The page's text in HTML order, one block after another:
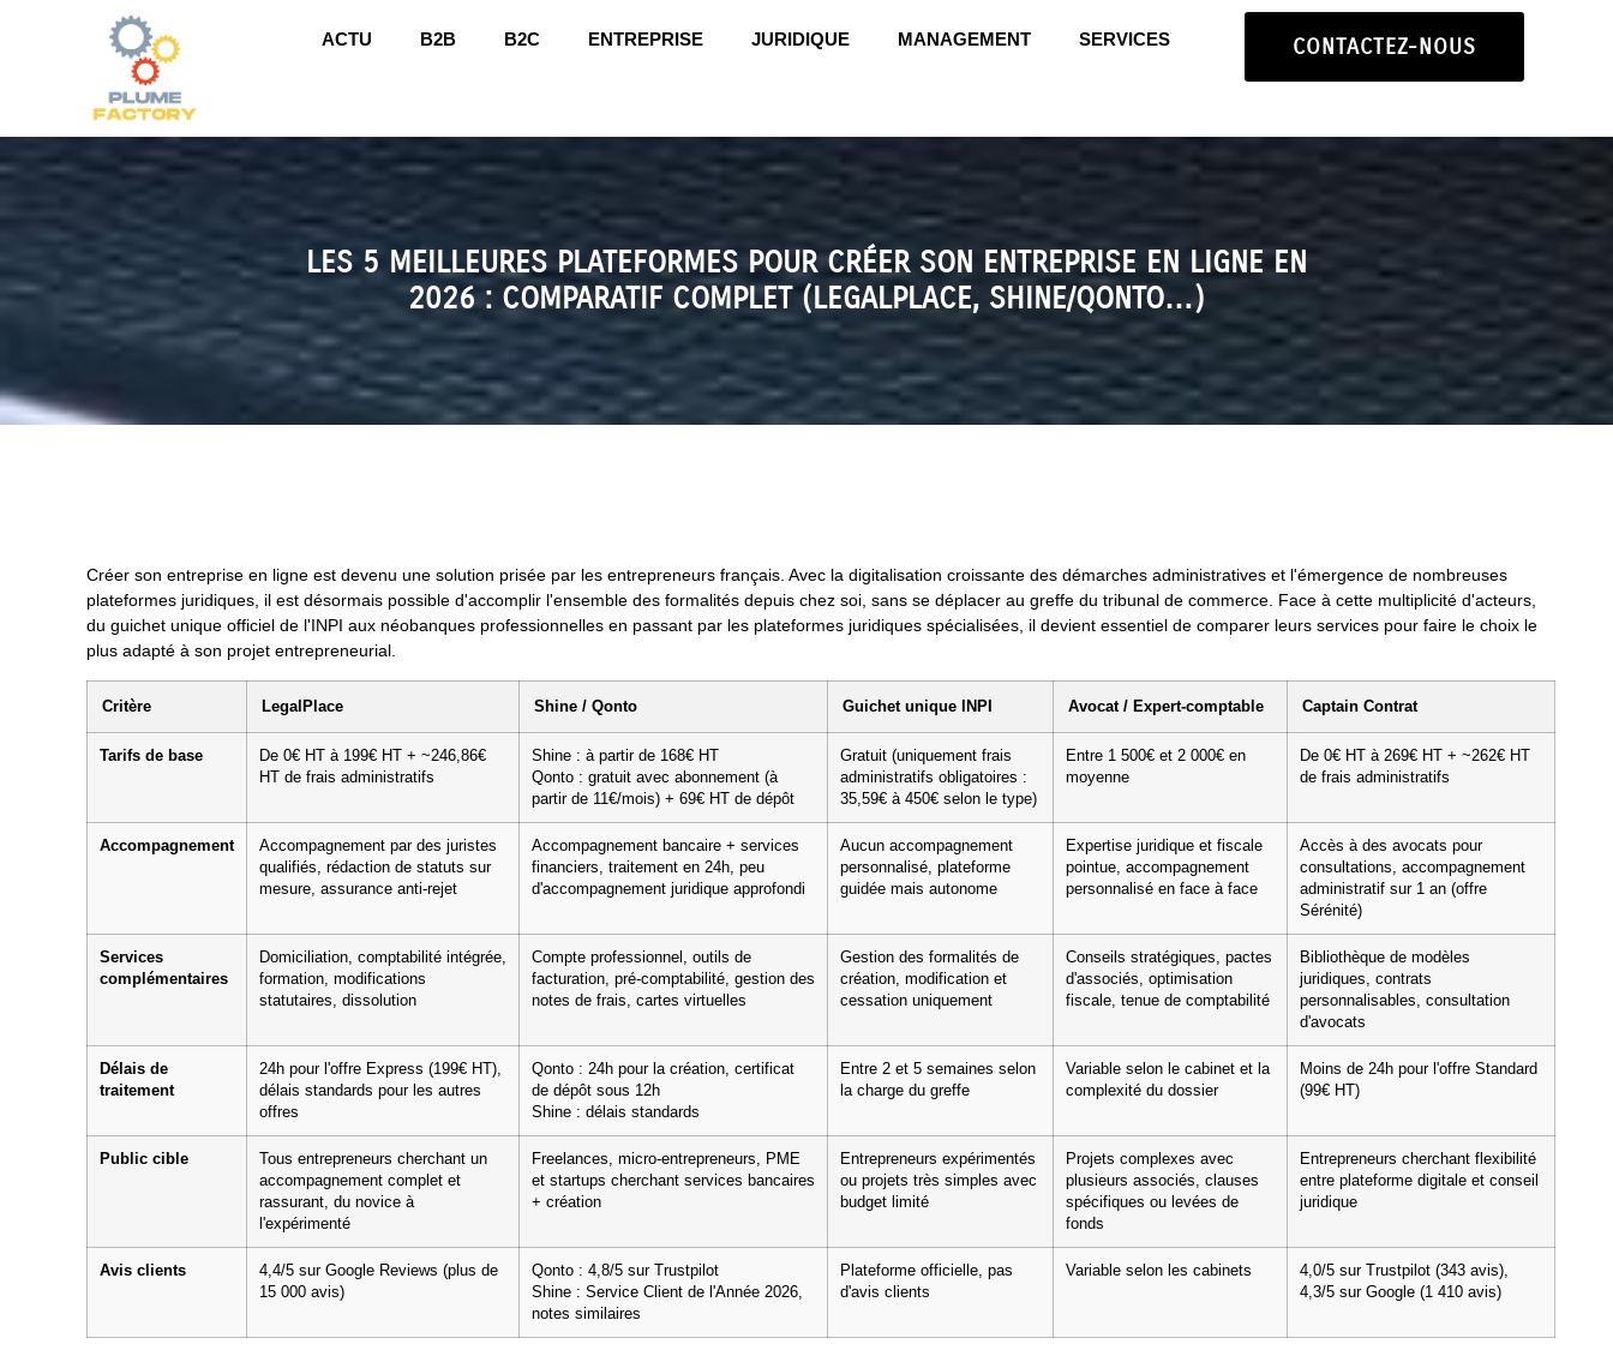
ACTU B2B B2C ENTREPRISE JURIDIQUE MANAGEMENT SERVICES CONTACTEZ-NOUS
LES 5 MEILLEURES PLATEFORMES POUR CRÉER SON ENTREPRISE EN LIGNE EN
2026 : COMPARATIF COMPLET (LEGALPLACE, SHINE/QONTO…)
Créer son entreprise en ligne est devenu une solution prisée par les entrepreneurs français. Avec la digitalisation croissante des démarches administratives et l'émergence de nombreuses
plateformes juridiques, il est désormais possible d'accomplir l'ensemble des formalités depuis chez soi, sans se déplacer au greffe du tribunal de commerce. Face à cette multiplicité d'acteurs,
du guichet unique officiel de l'INPI aux néobanques professionnelles en passant par les plateformes juridiques spécialisées, il devient essentiel de comparer leurs services pour faire le choix le
plus adapté à son projet entrepreneurial.
Critère LegalPlace Shine / Qonto Guichet unique INPI Avocat / Expert-comptable Captain Contrat
Tarifs de base
De 0€ HT à 199€ HT + ~246,86€
HT de frais administratifs
Shine : à partir de 168€ HT
Qonto : gratuit avec abonnement (à
partir de 11€/mois) + 69€ HT de dépôt
Gratuit (uniquement frais
administratifs obligatoires :
35,59€ à 450€ selon le type)
Entre 1 500€ et 2 000€ en
moyenne
De 0€ HT à 269€ HT + ~262€ HT
de frais administratifs
Accompagnement
Accompagnement par des juristes
qualifiés, rédaction de statuts sur
mesure, assurance anti-rejet
Accompagnement bancaire + services
financiers, traitement en 24h, peu
d'accompagnement juridique approfondi
Aucun accompagnement
personnalisé, plateforme
guidée mais autonome
Expertise juridique et fiscale
pointue, accompagnement
personnalisé en face à face
Accès à des avocats pour
consultations, accompagnement
administratif sur 1 an (offre
Sérénité)
Services
complémentaires
Domiciliation, comptabilité intégrée,
formation, modifications
statutaires, dissolution
Compte professionnel, outils de
facturation, pré-comptabilité, gestion des
notes de frais, cartes virtuelles
Gestion des formalités de
création, modification et
cessation uniquement
Conseils stratégiques, pactes
d'associés, optimisation
fiscale, tenue de comptabilité
Bibliothèque de modèles
juridiques, contrats
personnalisables, consultation
d'avocats
Délais de
traitement
24h pour l'offre Express (199€ HT),
délais standards pour les autres
offres
Qonto : 24h pour la création, certificat
de dépôt sous 12h
Shine : délais standards
Entre 2 et 5 semaines selon
la charge du greffe
Variable selon le cabinet et la
complexité du dossier
Moins de 24h pour l'offre Standard
(99€ HT)
Public cible
Tous entrepreneurs cherchant un
accompagnement complet et
rassurant, du novice à
l'expérimenté
Freelances, micro-entrepreneurs, PME
et startups cherchant services bancaires
+ création
Entrepreneurs expérimentés
ou projets très simples avec
budget limité
Projets complexes avec
plusieurs associés, clauses
spécifiques ou levées de
fonds
Entrepreneurs cherchant flexibilité
entre plateforme digitale et conseil
juridique
Avis clients
4,4/5 sur Google Reviews (plus de
15 000 avis)
Qonto : 4,8/5 sur Trustpilot
Shine : Service Client de l'Année 2026,
notes similaires
Plateforme officielle, pas
d'avis clients
Variable selon les cabinets
4,0/5 sur Trustpilot (343 avis),
4,3/5 sur Google (1 410 avis)